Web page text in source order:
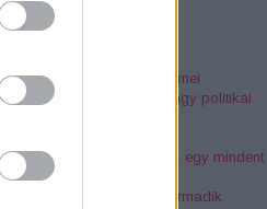
nyelvjárás gyöngyszemei
Diósgyőrött. Baleset vagy politikai
Éva és Latinovits Zoltán - egy mindent
szerelem története
bányászfaluban a világ harmadik